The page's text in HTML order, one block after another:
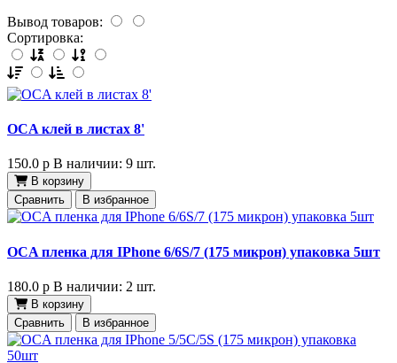
Вывод товаров:
Сортировка:
OCA клей в листах 8'
150.0 p В наличии: 9 шт.
В корзину
Сравнить
В избранное
OCA пленка для IPhone 6/6S/7 (175 микрон) упаковка 5шт
180.0 p В наличии: 2 шт.
В корзину
Сравнить
В избранное